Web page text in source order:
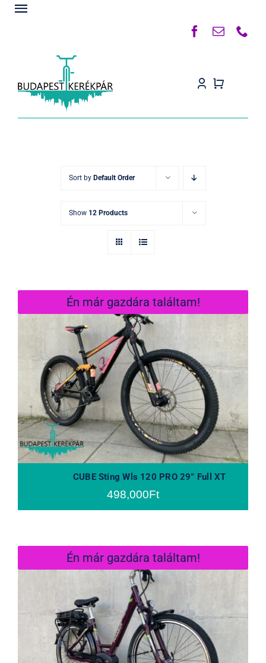
Kihagyás
Toggle
Sort by Default Order
Show 12 Products
Én már gazdára találtam!
CUBE Sting Wls 120 PRO 29”
Full XT
CUBE Sting Wls 120 PRO 29” Full XT
498,000Ft
Én már gazdára találtam!
185km! PEGASUS Solero alacsony
hölgyeknek BOSCH mint az új